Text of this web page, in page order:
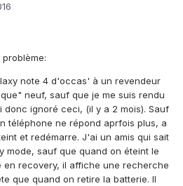
note 4 d'occas' à un revendeur
neuf, sauf que je me suis rendu
ignoré ceci, (il y a 2 mois). Sauf
téléphone ne répond aprfois plus, a
et redémarre. J'ai un amis qui sait
mode, sauf que quand on éteint le
recovery, il affiche une recherche
que quand on retire la batterie. Il